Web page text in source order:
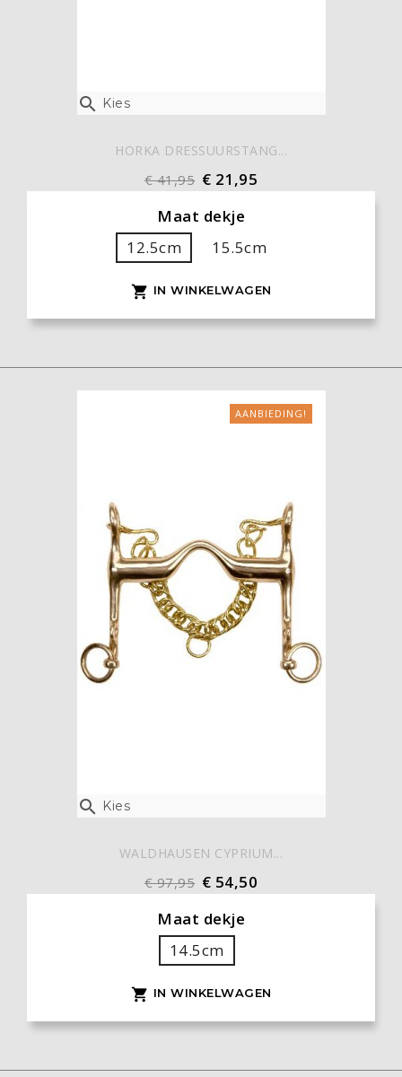
 Kies
HORKA DRESSUURSTANG...
€ 41,95 € 21,95
Maat dekje
12.5cm
15.5cm
 IN WINKELWAGEN
 Kies
AANBIEDING!
WALDHAUSEN CYPRIUM...
€ 97,95 € 54,50
Maat dekje
14.5cm
 IN WINKELWAGEN